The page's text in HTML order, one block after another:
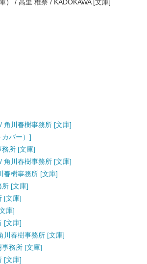
） / 高里 椎奈 / KADOKAWA [文庫]
角川春樹事務所 [文庫]
バー）]
所 [文庫]
角川春樹事務所 [文庫]
春樹事務所 [文庫]
[文庫]
[文庫]
庫]
[文庫]
川春樹事務所 [文庫]
務所 [文庫]
[文庫]